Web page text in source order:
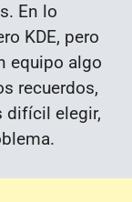
En lo
KDE, pero
equipo algo
recuerdos,
difícil elegir,